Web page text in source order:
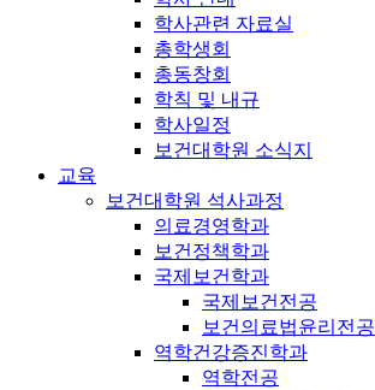
학사관련 자료실
총학생회
총동창회
학칙 및 내규
학사일정
보건대학원 소식지
교육
보건대학원 석사과정
의료경영학과
보건정책학과
국제보건학과
국제보건전공
보건의료법윤리전공
역학건강증진학과
역학전공